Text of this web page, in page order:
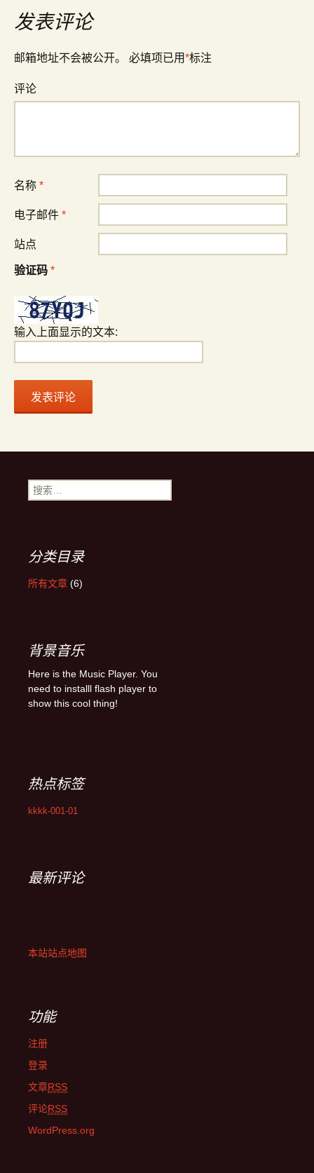
发表评论
邮箱地址不会被公开。 必填项已用*标注
评论
名称 *
电子邮件 *
站点
验证码 *
输入上面显示的文本:
搜索：
分类目录
所有文章 (6)
背景音乐
Here is the Music Player. You
need to installl flash player to
show this cool thing!
热点标签
kkkk-001-01
最新评论
本站站点地图
功能
注册
登录
文章RSS
评论RSS
WordPress.org